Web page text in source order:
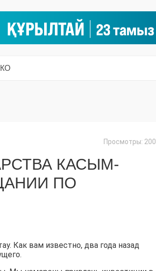
Просмотры: 200
КАСЫМ-
ПО
Как вам известно, два года назад